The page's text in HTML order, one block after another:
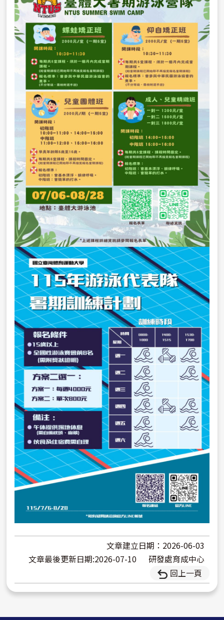
文章建立日期：2026-06-03
文章最後更新日期:2026-07-10
研發處育成中心
回上一頁